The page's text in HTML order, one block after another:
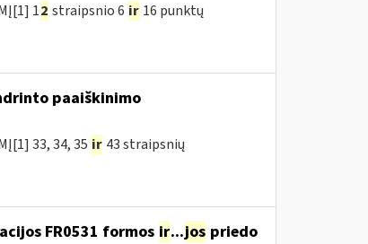
12 straipsnio 6 ir 16 punktų
paaiškinimo
33, 34, 35 ir 43 straipsnių
FR0531 formos ir...jos priedo